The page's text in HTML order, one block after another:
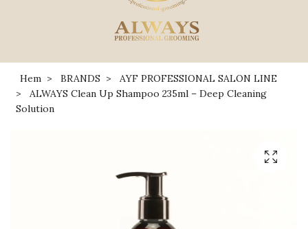
Hem BRANDS
AYF PROFESSIONAL SALON LINE
ALWAYS Clean Up Shampoo 235ml – Deep Cleaning
Solution